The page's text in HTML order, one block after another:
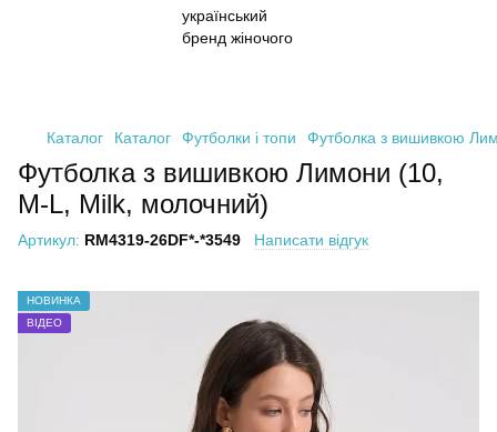
Каталог Каталог Футболки і топи Футболка з вишивкою
Футболка з вишивкою Лимони (10,
M-L, Milk, молочний)
Артикул: RM4319-26DF*-*3549 Написати відгук
НОВИНКА
ВІДЕО